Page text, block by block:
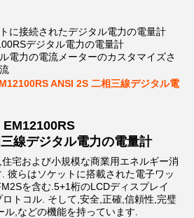
に接続されたデジタル電力の電量計
デジタル電力の電量計
電力の電流メーターのカスタマイズさ
ANSI 2S 二相三線デジタル電
EM12100RS
線デジタル電力の電量計
宅および小規模な商業用エネルギー消
彼らはソケットに搭載された電子ワッ
を含む.5+1桁のLCDディスプレイ
トコル. そして,安全,正確,信頼性,完璧
,などの機能を持っています.